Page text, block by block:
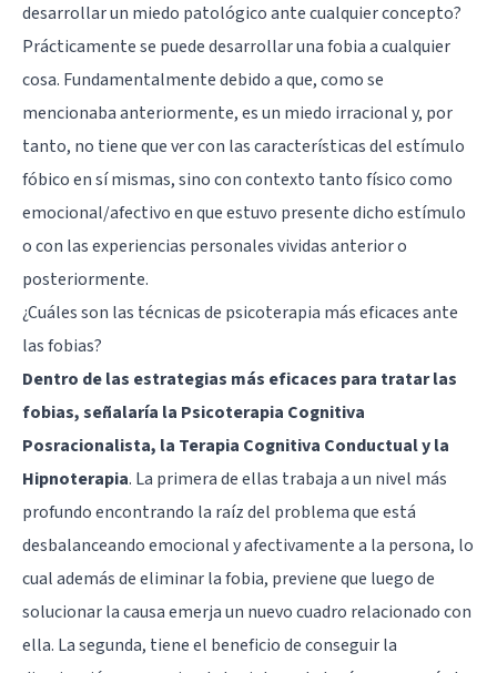
desarrollar un miedo patológico ante cualquier concepto?
Prácticamente se puede desarrollar una fobia a cualquier
cosa. Fundamentalmente debido a que, como se
mencionaba anteriormente, es un miedo irracional y, por
tanto, no tiene que ver con las características del estímulo
fóbico en sí mismas, sino con contexto tanto físico como
emocional/afectivo en que estuvo presente dicho estímulo
o con las experiencias personales vividas anterior o
posteriormente.
¿Cuáles son las técnicas de psicoterapia más eficaces ante
las fobias?
Dentro de las estrategias más eficaces para tratar las
fobias, señalaría la Psicoterapia Cognitiva
Posracionalista, la Terapia Cognitiva Conductual y la
Hipnoterapia. La primera de ellas trabaja a un nivel más
profundo encontrando la raíz del problema que está
desbalanceando emocional y afectivamente a la persona, lo
cual además de eliminar la fobia, previene que luego de
solucionar la causa emerja un nuevo cuadro relacionado con
ella. La segunda, tiene el beneficio de conseguir la